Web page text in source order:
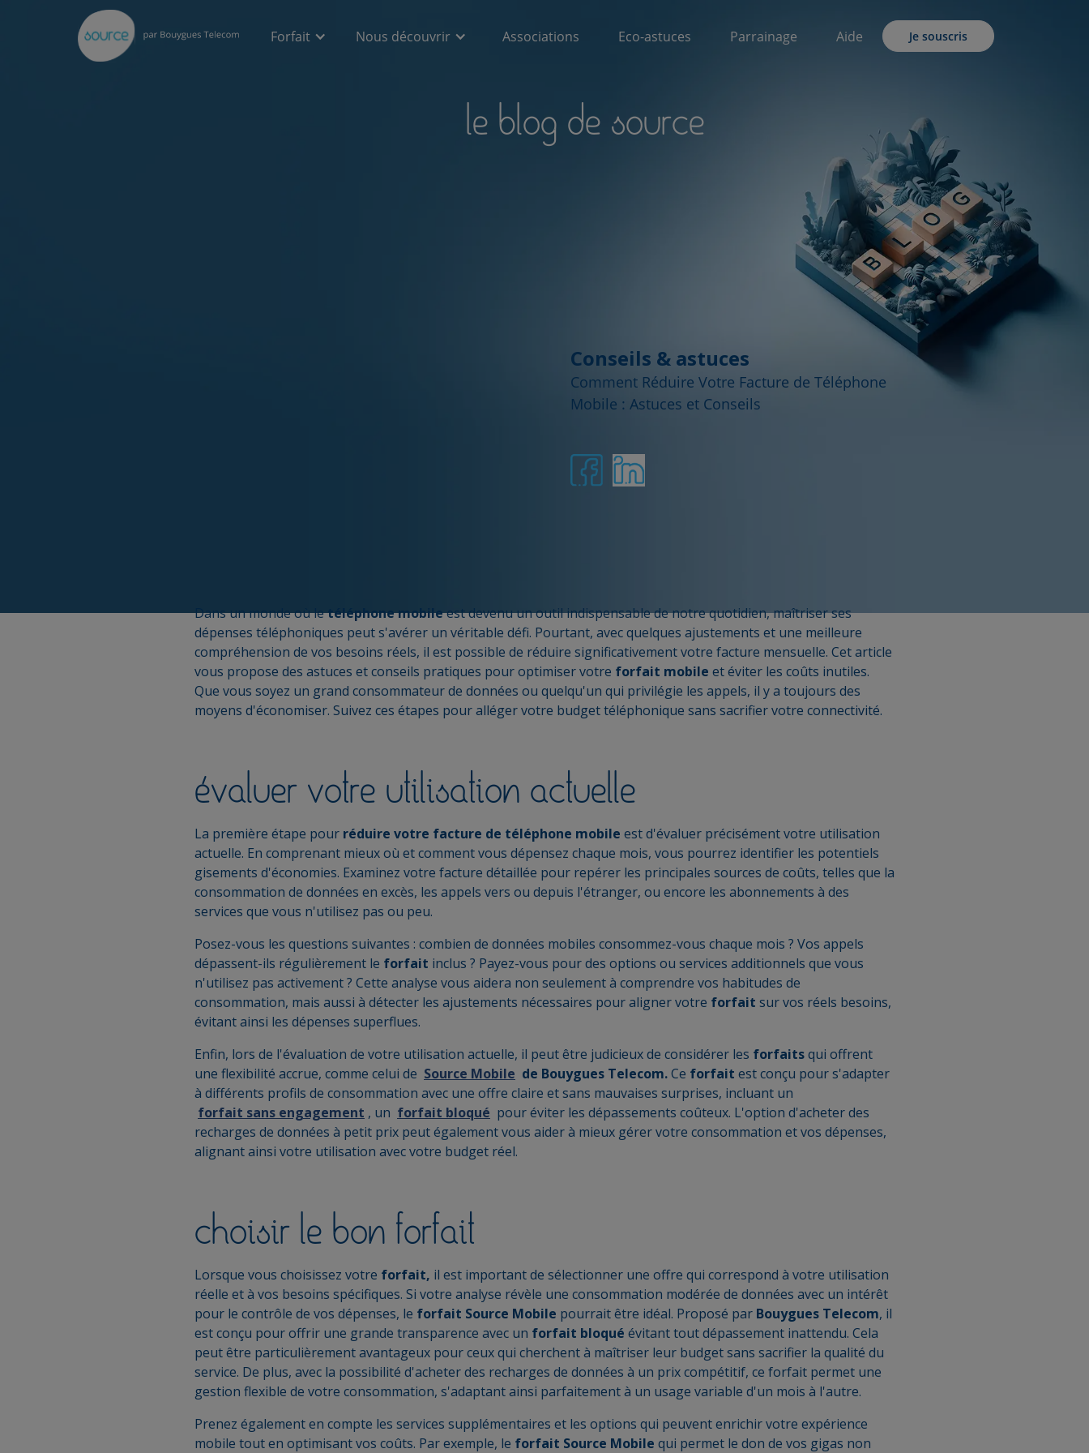
Forfait Nous découvrir Associations Eco-astuces Parrainage Aide Je souscris
le blog de source
Conseils & astuces
Comment Réduire Votre Facture de Téléphone
Mobile : Astuces et Conseils
Dans un monde où letéléphone mobileest devenu un outil indispensable de notre quotidien, maîtriser ses
dépenses téléphoniques peut s'avérer un véritable défi. Pourtant, avec quelques ajustements et une meilleure
compréhension de vos besoins réels, il est possible de réduire significativement votre facture mensuelle. Cet article
vous propose des astuces et conseils pratiques pour optimiser votre forfait mobile et éviter les coûts inutiles.
Que vous soyez un grand consommateur de données ou quelqu'un qui privilégie les appels, il y a toujours des
moyens d'économiser. Suivez ces étapes pour alléger votre budget téléphonique sans sacrifier votre connectivité.
évaluer votre utilisation actuelle
La première étape pour réduire votre facture de téléphone mobile est d'évaluer précisément votre utilisation
actuelle. En comprenant mieux où et comment vous dépensez chaque mois, vous pourrez identifier les potentiels
gisements d'économies. Examinez votre facture détaillée pour repérer les principales sources de coûts, telles que la
consommation de données en excès, les appels vers ou depuis l'étranger, ou encore les abonnements à des
services que vous n'utilisez pas ou peu.
Posez-vous les questions suivantes : combien de données mobiles consommez-vous chaque mois ? Vos appels
dépassent-ils régulièrement le forfait inclus ? Payez-vous pour des options ou services additionnels que vous
n'utilisez pas activement ? Cette analyse vous aidera non seulement à comprendre vos habitudes de
consommation, mais aussi à détecter les ajustements nécessaires pour aligner votre forfait sur vos réels besoins,
évitant ainsi les dépenses superflues.
Enfin, lors de l'évaluation de votre utilisation actuelle, il peut être judicieux de considérer les forfaitsqui offrent
une flexibilité accrue, comme celui de Source Mobile de Bouygues Telecom.Ce forfait est conçu pour s'adapter
à différents profils de consommation avec une offre claire et sans mauvaises surprises, incluant un
forfait sans engagement , un forfait bloqué pour éviter les dépassements coûteux. L'option d'acheter des
recharges de données à petit prix peut également vous aider à mieux gérer votre consommation et vos dépenses,
alignant ainsi votre utilisation avec votre budget réel.
choisir le bon forfait
Lorsque vous choisissez votre forfait, il est important de sélectionner une offre qui correspond à votre utilisation
réelle et à vos besoins spécifiques. Si votre analyse révèle une consommation modérée de données avec un intérêt
pour le contrôle de vos dépenses, le forfait Source Mobile pourrait être idéal. Proposé par Bouygues Telecom, il
est conçu pour offrir une grande transparence avec un forfait bloqué évitant tout dépassement inattendu. Cela
peut être particulièrement avantageux pour ceux qui cherchent à maîtriser leur budget sans sacrifier la qualité du
service. De plus, avec la possibilité d'acheter des recharges de données à un prix compétitif, ce forfait permet une
gestion flexible de votre consommation, s'adaptant ainsi parfaitement à un usage variable d'un mois à l'autre.
Prenez également en compte les services supplémentaires et les options qui peuvent enrichir votre expérience
mobile tout en optimisant vos coûts. Par exemple, le forfait Source Mobile qui permet le don de vos gigas non